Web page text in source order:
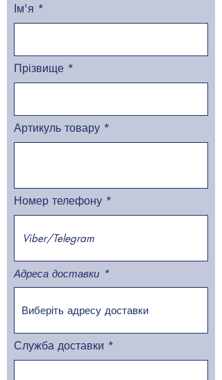
Ім'я
Прізвище
Артикуль товару
Номер телефону
Адреса доставки
Служба доставки